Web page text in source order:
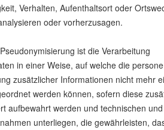
Verhalten, Aufenthaltsort oder
oder vorherzusagen.
ist die Verarbeitung
in einer Weise, auf welche die
zusätzlicher Informationen nicht mehr
werden können, sofern diese
aufbewahrt werden und technischen und
unterliegen, die gewährleisten,